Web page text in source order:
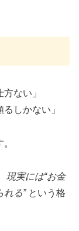
ない」
しかない」
現実には“お金
れる”という格